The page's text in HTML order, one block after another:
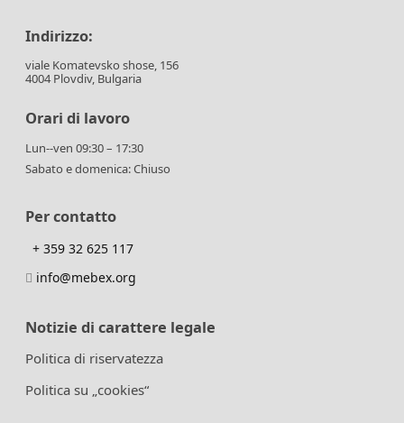
Indirizzo:
viale Komatevsko shose, 156
4004 Plovdiv, Bulgaria
Orari di lavoro
Lun--ven 09:30 – 17:30
Sabato e domenica: Chiuso
Per contatto
+ 359 32 625 117
info@mebex.org
Notizie di carattere legale
Politica di riservatezza
Politica su „cookies“